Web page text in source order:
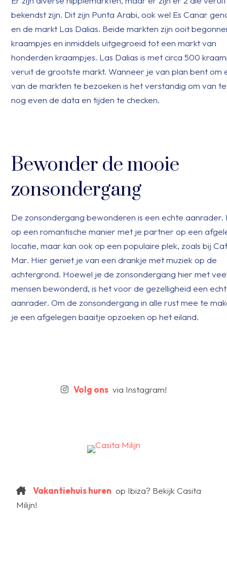
bekendst zijn. Dit zijn Punta Arabi, ook wel Es Canar
en de markt Las Dalias. Beide markten zijn ooit
kraampjes en inmiddels uitgegroeid tot een markt van
honderden kraampjes. Las Dalias is met circa 500
veruit de grootste markt. Wanneer je van plan bent om
van de markten te bezoeken is het verstandig om van
nog even de data en tijden te checken.
Bewonder de mooie
zonsondergang
De zonsondergang bewonderen is een echte aanrader.
op een romantische manier met je partner op een
locatie, maar kan ook op een populaire plek, zoals bij
Mar. Hier geniet je van een drankje met muziek op de
achtergrond. Hoewel je de zonsondergang hier met
mensen bewonderd, is het voor de gezelligheid een
aanrader. Om de zonsondergang in alle rust mee te
je een afgelegen baaitje opzoeken op het eiland.
Volg onsvia Instagram!
Vakantiehuis huren op Ibiza? Bekijk Casita
Milijn!